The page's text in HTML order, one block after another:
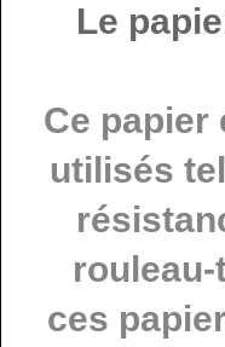
Le
Ce papier
utilisés
ces